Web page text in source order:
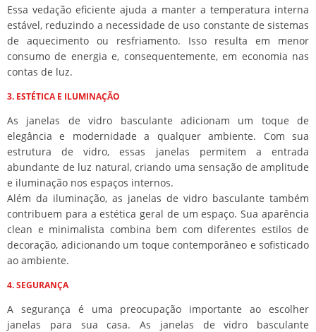
Essa vedação eficiente ajuda a manter a temperatura interna
estável, reduzindo a necessidade de uso constante de sistemas
de aquecimento ou resfriamento. Isso resulta em menor
consumo de energia e, consequentemente, em economia nas
contas de luz.
3. ESTÉTICA E ILUMINAÇÃO
As janelas de vidro basculante adicionam um toque de
elegância e modernidade a qualquer ambiente. Com sua
estrutura de vidro, essas janelas permitem a entrada
abundante de luz natural, criando uma sensação de amplitude
e iluminação nos espaços internos.
Além da iluminação, as janelas de vidro basculante também
contribuem para a estética geral de um espaço. Sua aparência
clean e minimalista combina bem com diferentes estilos de
decoração, adicionando um toque contemporâneo e sofisticado
ao ambiente.
4. SEGURANÇA
A segurança é uma preocupação importante ao escolher
janelas para sua casa. As janelas de vidro basculante